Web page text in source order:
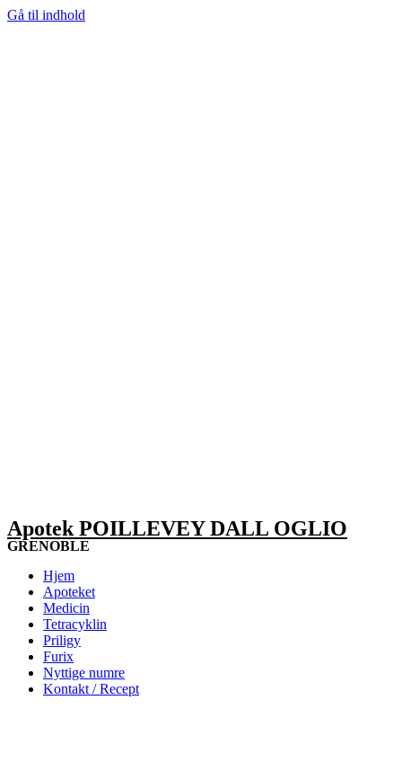
Gå til indhold
Apotek POILLEVEY DALL OGLIO
GRENOBLE
Hjem
Apoteket
Medicin
Tetracyklin
Priligy
Furix
Nyttige numre
Kontakt / Recept